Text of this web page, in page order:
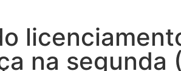
na segunda